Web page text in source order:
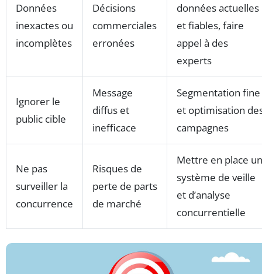
Données
inexactes ou
incomplètes
Décisions
commerciales
erronées
données actuelles
et fiables, faire
appel à des
experts
Ignorer le
public cible
Message
diffus et
inefficace
Segmentation fine
et optimisation
campagnes
Ne pas
surveiller la
concurrence
Risques de
perte de parts
de marché
Mettre en place un
système de veille
et d’analyse
concurrentielle